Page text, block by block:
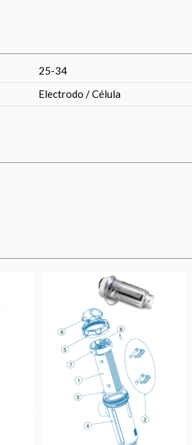
25-34
Electrodo / Célula